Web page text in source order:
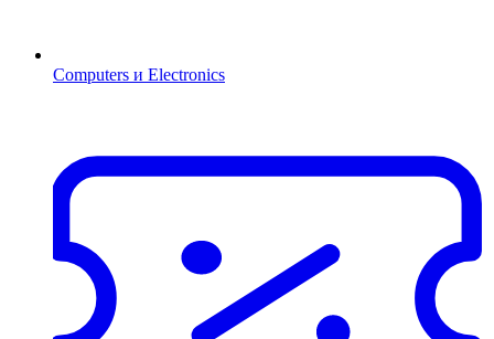
Computers и Electronics